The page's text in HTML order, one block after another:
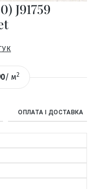
J91759
/ м2
ОПЛАТА І ДОСТАВКА